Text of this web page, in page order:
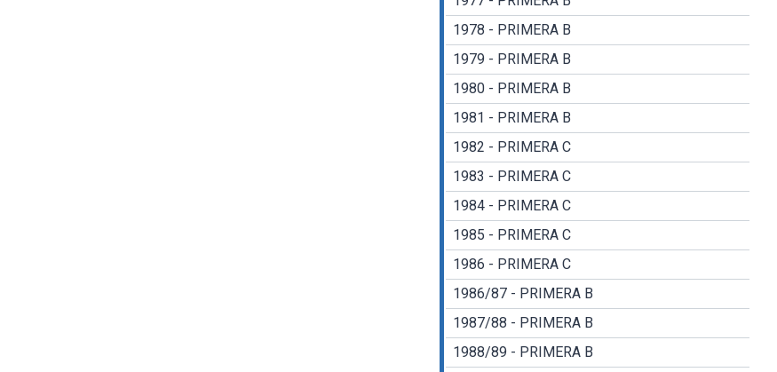
1978 - PRIMERA B
1979 - PRIMERA B
1980 - PRIMERA B
1981 - PRIMERA B
1982 - PRIMERA C
1983 - PRIMERA C
1984 - PRIMERA C
1985 - PRIMERA C
1986 - PRIMERA C
1986/87 - PRIMERA B
1987/88 - PRIMERA B
1988/89 - PRIMERA B